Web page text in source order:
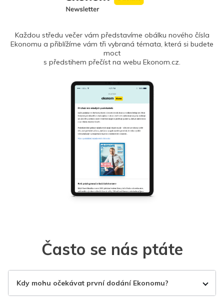
Každou středu večer vám představíme obálku nového čísla
Ekonomu a přiblížíme vám tři vybraná témata, která si budete
moct
s předstihem přečíst na webu Ekonom.cz.
Často se nás ptáte
Kdy mohu očekávat první dodání Ekonomu?